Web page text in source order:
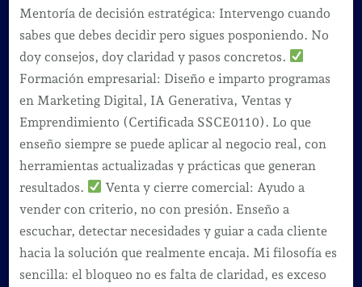
Mentoría de decisión estratégica: Intervengo cuando
sabes que debes decidir pero sigues posponiendo. No
doy consejos, doy claridad y pasos concretos.
Formación empresarial: Diseño e imparto programas
en Marketing Digital, IA Generativa, Ventas y
Emprendimiento (Certificada SSCE0110). Lo que
enseño siempre se puede aplicar al negocio real, con
herramientas actualizadas y prácticas que generan
resultados.
Venta y cierre comercial: Ayudo a
vender con criterio, no con presión. Enseño a
escuchar, detectar necesidades y guiar a cada cliente
hacia la solución que realmente encaja. Mi filosofía es
sencilla: el bloqueo no es falta de claridad, es exceso